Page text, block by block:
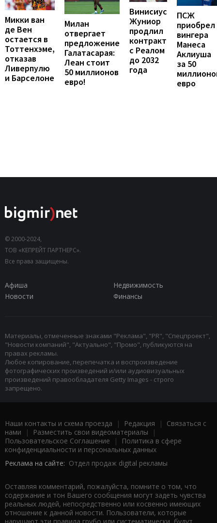
Микки ван
де Вен
остается в
Тоттенхэме,
отказав
Ливерпулю
и Барселоне
Милан
отвергает
предложение
Галатасарая:
Леан стоит
50 миллионов
евро!
Винисиус
Жуниор
продлил
контракт
с Реалом
до 2032
года
ПСЖ
приобрел
вингера
Манеса
Аклиуша
за 50
евро
© 2000-2024,
ТОВ «КЕПРЕЙТ ПАРТНЕРС».
Все права защищены.
Афиша
Недвижимость
Новости
Финансы
Материалы, отмеченные знаками "Реклама", "PR", "Спецпроект",
"Новости компаний", "Актуально", "Промо", публикуются на
правах рекламы.
Любое копирование, перепечатка и воспроизведение
фотографических произведений и/или аудиовизуальных
произведений правообладателя Getty Images - строго
запрещено.
Наши контакты и схема проезда | Редакция | Связаться с
нами | Разместить свои видеоматериалы |
Пользовательское Соглашение |
Политика в сфере
конфиденциальности и персональных данных
Реклама на сайте: Отдел продаж digital рекламы
Оставляя комментарий, пожалуйста, помните о том, что
содержание и тон Вашего сообщения могут задеть чувства
реальных людей, непосредственно или косвенно имеющих
отношение к данной новости. Пользователи, которые